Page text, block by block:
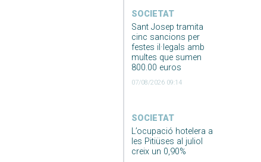
SOCIETAT
Sant Josep tramita
cinc sancions per
festes il·legals amb
multes que sumen
800.00 euros
07/08/2026 09:14
SOCIETAT
L’ocupació hotelera a
les Pitiüses al juliol
creix un 0,90%